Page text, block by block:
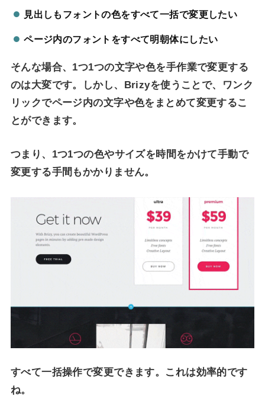
見出しもフォントの色をすべて一括で変更したい
ページ内のフォントをすべて明朝体にしたい
そんな場合、1つ1つの文字や色を手作業で変更する
のは大変です。しかし、Brizyを使うことで、ワンク
リックでページ内の文字や色をまとめて変更するこ
とができます。
つまり、1つ1つの色やサイズを時間をかけて手動で
変更する手間もかかりません。
すべて一括操作で変更できます。これは効率的です
ね。